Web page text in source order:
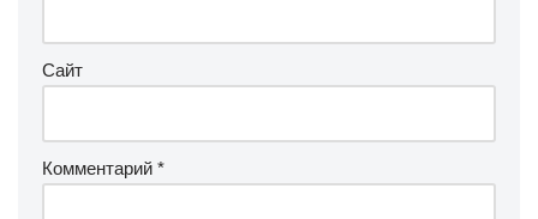
Сайт
Комментарий *